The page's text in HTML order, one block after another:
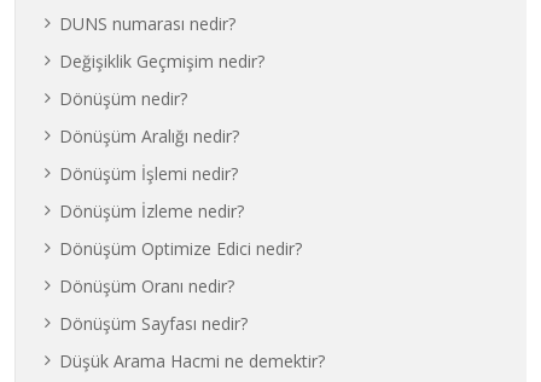
DUNS numarası nedir?
Değişiklik Geçmişim nedir?
Dönüşüm nedir?
Dönüşüm Aralığı nedir?
Dönüşüm İşlemi nedir?
Dönüşüm İzleme nedir?
Dönüşüm Optimize Edici nedir?
Dönüşüm Oranı nedir?
Dönüşüm Sayfası nedir?
Düşük Arama Hacmi ne demektir?